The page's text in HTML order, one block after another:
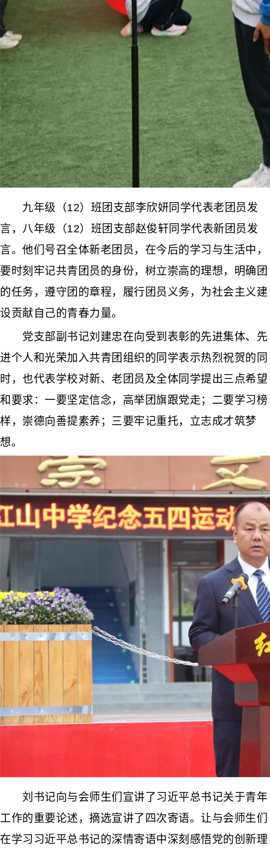
九年级（12）班团支部李欣妍同学代表老团员发
言，八年级（12）班团支部赵俊轩同学代表新团员发
言。他们号召全体新老团员，在今后的学习与生活中，
要时刻牢记共青团员的身份，树立崇高的理想，明确团
的任务，遵守团的章程，履行团员义务，为社会主义建
设贡献自己的青春力量。
党支部副书记刘建忠在向受到表彰的先进集体、先
进个人和光荣加入共青团组织的同学表示热烈祝贺的同
时，也代表学校对新、老团员及全体同学提出三点希望
和要求：一要坚定信念，高举团旗跟党走；二要学习榜
样，崇德向善提素养；三要牢记重托，立志成才筑梦
想。
刘书记向与会师生们宣讲了习近平总书记关于青年
工作的重要论述，摘选宣讲了四次寄语。让与会师生们
在学习习近平总书记的深情寄语中深刻感悟党的创新理